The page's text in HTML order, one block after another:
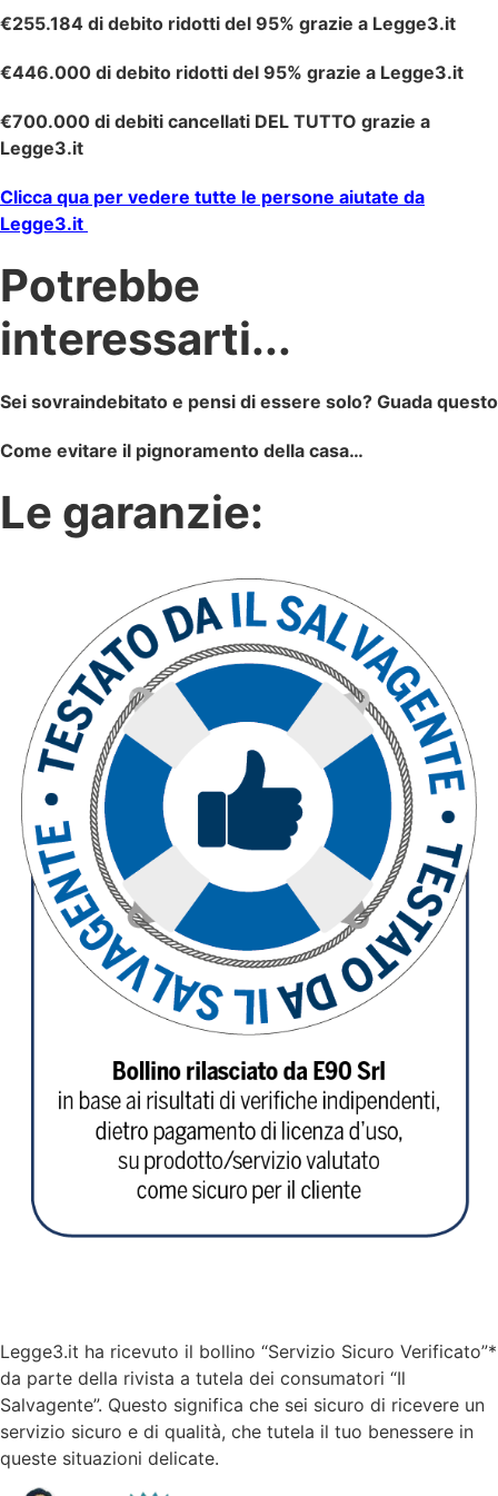
€255.184 di debito ridotti del 95% grazie a Legge3.it
€446.000 di debito ridotti del 95% grazie a Legge3.it
€700.000 di debiti cancellati DEL TUTTO grazie a
Legge3.it
Clicca qua per vedere tutte le persone aiutate da
Legge3.it
Potrebbe
interessarti...
Sei sovraindebitato e pensi di essere solo? Guada questo
Come evitare il pignoramento della casa…
Le garanzie:
Legge3.it ha ricevuto il bollino “Servizio Sicuro Verificato”*
da parte della rivista a tutela dei consumatori “Il
Salvagente”. Questo significa che sei sicuro di ricevere un
servizio sicuro e di qualità, che tutela il tuo benessere in
queste situazioni delicate.